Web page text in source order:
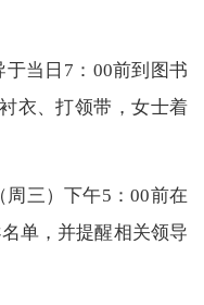
于当日7：00前到图书
衣、打领带，女士着
周三）下午5：00前在
单，并提醒相关领导